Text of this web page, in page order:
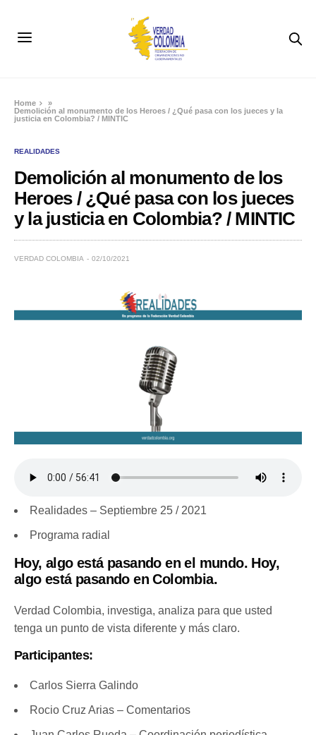
Home
»
Demolición al monumento de los Heroes / ¿Qué pasa con los jueces y la
justicia en Colombia? / MINTIC
REALIDADES
Demolición al monumento de los
Heroes / ¿Qué pasa con los jueces
y la justicia en Colombia? / MINTIC
VERDAD COLOMBIA 02/10/2021
Realidades – Septiembre 25 / 2021
Programa radial
Hoy, algo está pasando en el mundo. Hoy,
algo está pasando en Colombia.
Verdad Colombia, investiga, analiza para que usted
tenga un punto de vista diferente y más claro.
Participantes:
Carlos Sierra Galindo
Rocio Cruz Arias – Comentarios